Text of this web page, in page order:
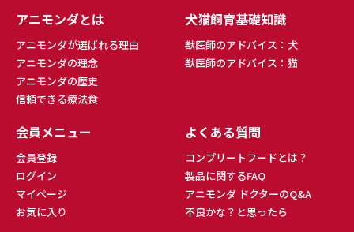
アニモンダとは
アニモンダが選ばれる理由
アニモンダの理念
アニモンダの歴史
信頼できる療法食
犬猫飼育基礎知識
獣医師のアドバイス：犬
獣医師のアドバイス：猫
会員メニュー
会員登録
ログイン
マイページ
お気に入り
よくある質問
コンプリートフードとは？
製品に関するFAQ
アニモンダ ドクターのQ&A
不良かな？と思ったら